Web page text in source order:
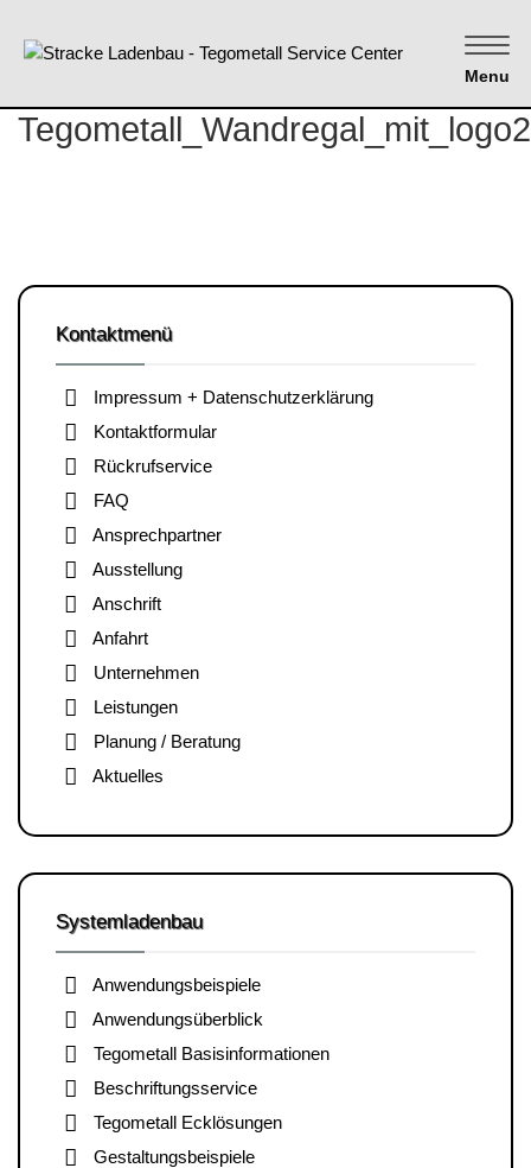
Menu
Tegometall_Wandregal_mit_logo2
Kontaktmenü
Impressum + Datenschutzerklärung
Kontaktformular
Rückrufservice
FAQ
Ansprechpartner
Ausstellung
Anschrift
Anfahrt
Unternehmen
Leistungen
Planung / Beratung
Aktuelles
Systemladenbau
Anwendungsbeispiele
Anwendungsüberblick
Tegometall Basisinformationen
Beschriftungsservice
Tegometall Ecklösungen
Gestaltungsbeispiele